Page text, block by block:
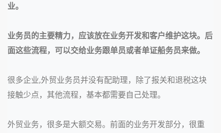
业。
业务员的主要精力，应该放在业务开发和客户维护这块。后
面这些流程，可以交给业务跟单员或者单证船务员来做。
很多企业,外贸业务员并没有配助理，除了报关和退税这块
接触少点，其他流程，基本都需要自己处理。
外贸业务，很多是大额交易。前面的业务开发部分，很重